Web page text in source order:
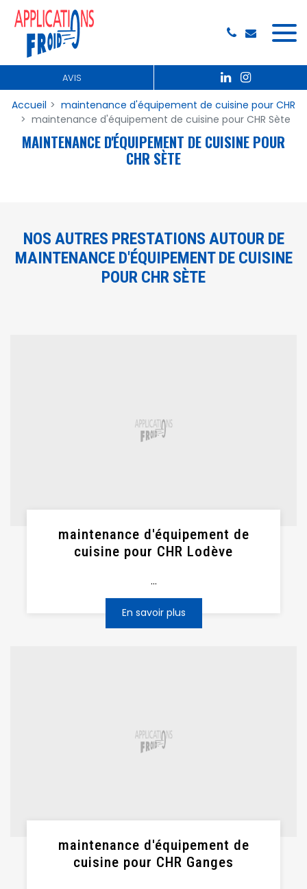
AVIS
Accueil
maintenance d'équipement de cuisine pour CHR
maintenance d'équipement de cuisine pour CHR Sète
MAINTENANCE D'ÉQUIPEMENT DE CUISINE POUR
CHR SÈTE
NOS AUTRES PRESTATIONS AUTOUR DE
MAINTENANCE D'ÉQUIPEMENT DE CUISINE
POUR CHR SÈTE
maintenance d'équipement de
cuisine pour CHR Lodève
...
En savoir plus
maintenance d'équipement de
cuisine pour CHR Ganges
Panneau de gestion des cookies